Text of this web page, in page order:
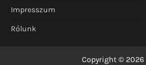
Impresszum
Rólunk
Copyright © 2026